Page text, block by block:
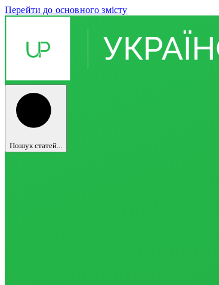
Перейти до основного змісту
Пошук статей...